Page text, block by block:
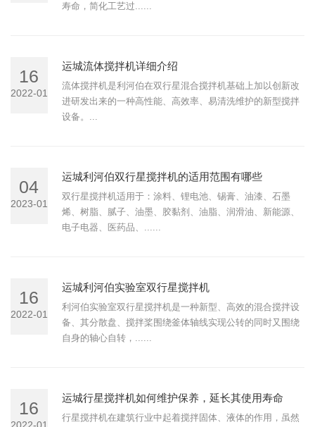
寿命，简化工艺过......
16
2022-01
运城流体搅拌机详细介绍
流体搅拌机是利河伯在双行星混合搅拌机基础上加以创新改
进研发出来的一种高性能、高效率、易清洗维护的新型搅拌
设备。...
04
2023-01
运城利河伯双行星搅拌机的适用范围有哪些
双行星搅拌机适用于：涂料、锂电池、锡膏、油漆、石墨
烯、树脂、腻子、油墨、胶黏剂、油脂、润滑油、新能源、
电子电器、医药品、......
16
2022-01
运城利河伯实验室双行星搅拌机
利河伯实验室双行星搅拌机是一种新型、高效的混合搅拌设
备、其分散盘、搅拌桨围绕釜体轴线实现公转的同时又围绕
自身的轴心自转，......
16
运城行星搅拌机如何维护保养，延长其使用寿命
行星搅拌机在建筑行业中起着搅拌固体、液体的作用，虽然